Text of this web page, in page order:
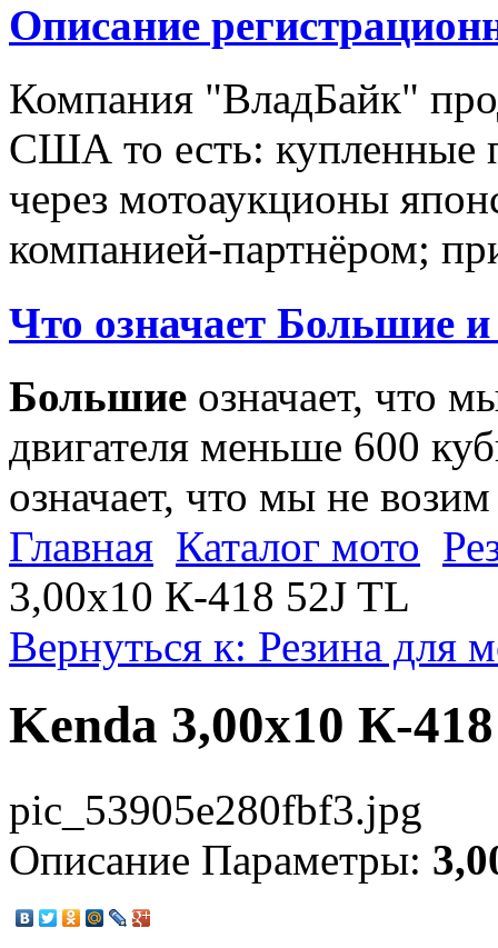
Описание
Компания "ВладБайк"
США то есть: купленные
через мотоаукционы
компанией-партнёром;
Что означает Большие
Большие означает, что
двигателя меньше 600
означает, что мы не
Главная Каталог мото
3,00х10 К-418 52J TL
Вернуться к: Резина для
Kenda 3,00х10 К-
pic_53905e280fbf3.jpg
Описание Параметры: